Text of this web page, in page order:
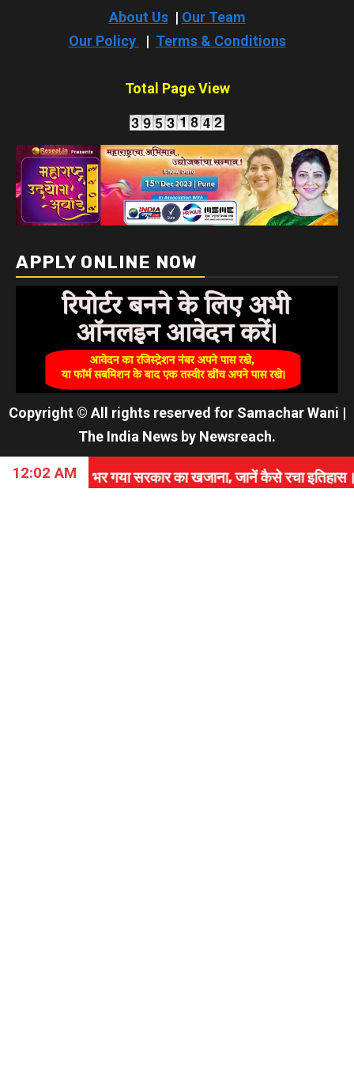
About Us| Our Team
Our Policy
| Terms & Conditions
Total Page View
APPLY ONLINE NOW
Copyright © All rights reserved for Samachar Wani |
The India News by Newsreach.
12:02 AM
गया सरकार का खजाना, जानें कैसे रचा इतिहास। ⇝